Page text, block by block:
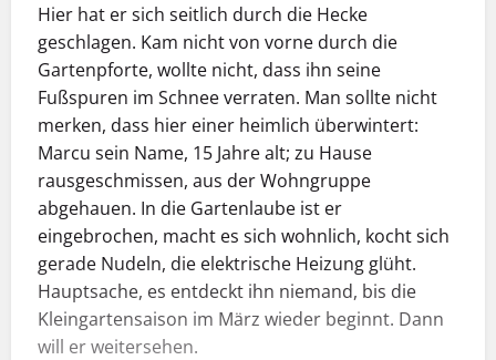
Hier hat er sich seitlich durch die Hecke
geschlagen. Kam nicht von vorne durch die
Gartenpforte, wollte nicht, dass ihn seine
Fußspuren im Schnee verraten. Man sollte nicht
merken, dass hier einer heimlich überwintert:
Marcu sein Name, 15 Jahre alt; zu Hause
rausgeschmissen, aus der Wohngruppe
abgehauen. In die Gartenlaube ist er
eingebrochen, macht es sich wohnlich, kocht sich
gerade Nudeln, die elektrische Heizung glüht.
Hauptsache, es entdeckt ihn niemand, bis die
Kleingartensaison im März wieder beginnt. Dann
will er weitersehen.